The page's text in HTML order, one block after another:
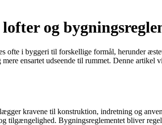
og
ofte i byggeri til forskellige formål, herunder
ensartet udseende til rummet. Denne
kravene til konstruktion, indretning og
tilgængelighed. Bygningsreglementet bliver